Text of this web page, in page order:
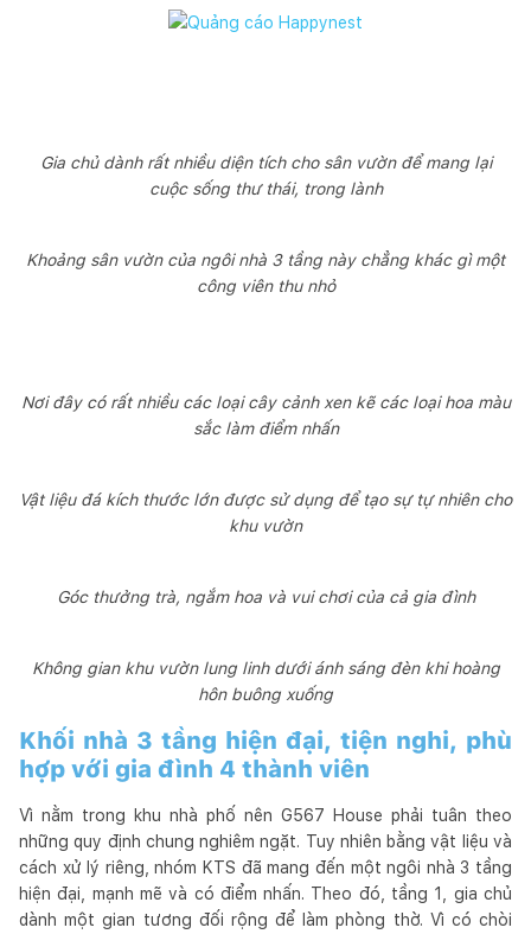
Gia chủ dành rất nhiều diện tích cho sân vườn để mang lại
cuộc sống thư thái, trong lành
Khoảng sân vườn của ngôi nhà 3 tầng này chẳng khác gì một
công viên thu nhỏ
Nơi đây có rất nhiều các loại cây cảnh xen kẽ các loại hoa màu
sắc làm điểm nhấn
Vật liệu đá kích thước lớn được sử dụng để tạo sự tự nhiên cho
khu vườn
Góc thưởng trà, ngắm hoa và vui chơi của cả gia đình
Không gian khu vườn lung linh dưới ánh sáng đèn khi hoàng
hôn buông xuống
Khối nhà 3 tầng hiện đại, tiện nghi, phù
hợp với gia đình 4 thành viên
Vì nằm trong khu nhà phố nên G567 House phải tuân theo
những quy định chung nghiêm ngặt. Tuy nhiên bằng vật liệu và
cách xử lý riêng, nhóm KTS đã mang đến một ngôi nhà 3 tầng
hiện đại, mạnh mẽ và có điểm nhấn. Theo đó, tầng 1, gia chủ
dành một gian tương đối rộng để làm phòng thờ. Vì có chòi